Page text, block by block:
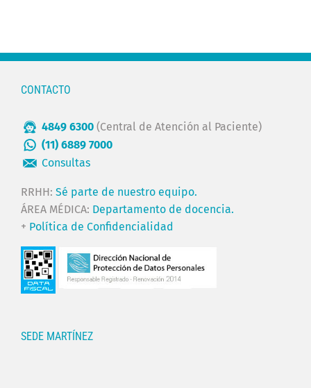
CONTACTO
4849 6300 (Central de Atención al Paciente)
(11) 6889 7000
Consultas
RRHH: Sé parte de nuestro equipo.
ÁREA MÉDICA: Departamento de docencia.
+ Política de Confidencialidad
SEDE MARTÍNEZ